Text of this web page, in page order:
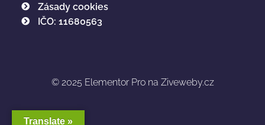
Zásady cookies
IČO: 11680563
© 2025 Elementor Pro na Ziveweby.cz
Translate »